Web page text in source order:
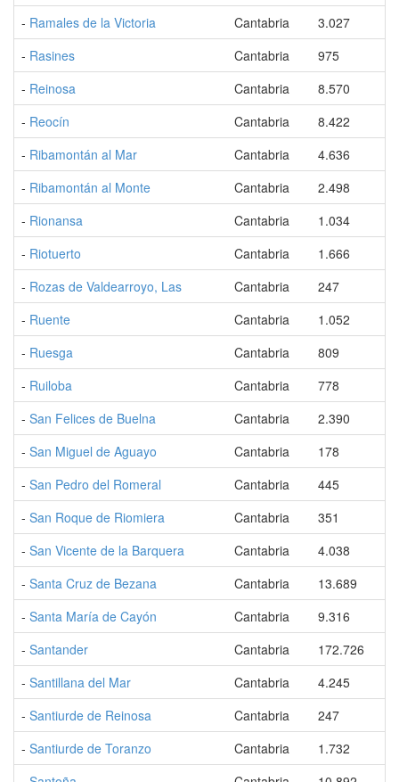
- Ramales de la Victoria Cantabria
3.027
- Rasines Cantabria
975
- Reinosa Cantabria
8.570
- Reocín Cantabria
8.422
- Ribamontán al Mar Cantabria
4.636
- Ribamontán al Monte Cantabria
2.498
- Rionansa Cantabria
1.034
- Riotuerto Cantabria
1.666
- Rozas de Valdearroyo, Las Cantabria
247
- Ruente Cantabria
1.052
- Ruesga Cantabria
809
- Ruiloba Cantabria
778
- San Felices de Buelna Cantabria
2.390
- San Miguel de Aguayo Cantabria
178
- San Pedro del Romeral Cantabria
445
- San Roque de Riomiera Cantabria
351
- San Vicente de la Barquera Cantabria
4.038
- Santa Cruz de Bezana Cantabria
13.689
- Santa María de Cayón Cantabria
9.316
- Santander Cantabria
172.726
- Santillana del Mar Cantabria
4.245
- Santiurde de Reinosa Cantabria
247
- Santiurde de Toranzo Cantabria
1.732